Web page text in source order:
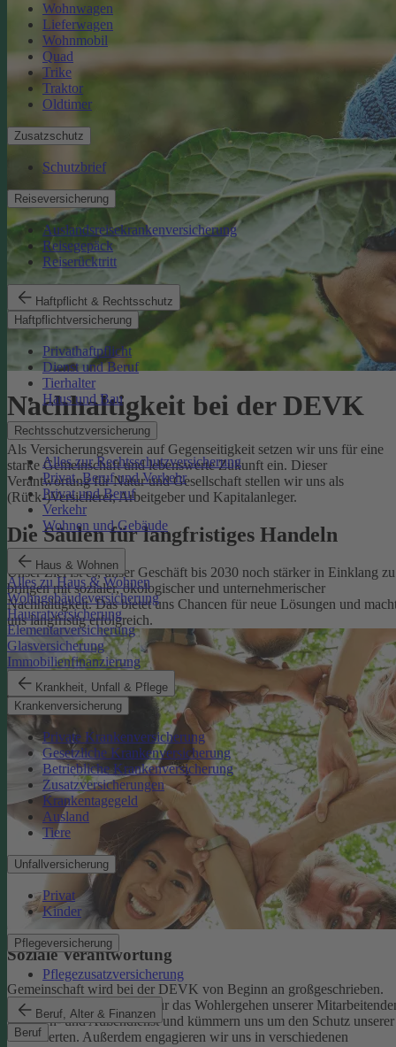
Wohnwagen
Lieferwagen
Wohnmobil
Quad
Trike
Traktor
Oldtimer
Zusatzschutz
Schutzbrief
Reiseversicherung
Auslandsreisekrankenversicherung
Reisegepäck
Reiserücktritt
Haftpflicht & Rechtsschutz
Haftpflichtversicherung
Privathaftpflicht
Dienst und Beruf
Tierhalter
Haus und Bau
Rechtsschutzversicherung
Alles zur Rechtsschutzversicherung
Privat, Beruf und Verkehr
Privat und Beruf
Verkehr
Wohnen und Gebäude
Haus & Wohnen
Alles zu Haus & Wohnen
Wohngebäudeversicherung
Hausratversicherung
Elementarversicherung
Glasversicherung
Immobilienfinanzierung
Krankheit, Unfall & Pflege
Krankenversicherung
Private Krankenversicherung
Gesetzliche Krankenversicherung
Betriebliche Krankenversicherung
Zusatzversicherungen
Krankentagegeld
Ausland
Tiere
Unfallversicherung
Privat
Kinder
Pflegeversicherung
Pflegezusatzversicherung
Beruf, Alter & Finanzen
Beruf
Nachhaltigkeit bei der DEVK
Als Versicherungsverein auf Gegenseitigkeit setzen wir uns für eine
starke Gemeinschaft und lebenswerte Zukunft ein. Dieser
Verantwortung für Natur und Gesellschaft stellen wir uns als
(Rück-)Versicherer, Arbeitgeber und Kapitalanleger.
Die Säulen für langfristiges Handeln
Unser Ziel ist es, unser Geschäft bis 2030 noch stärker in Einklang zu
bringen mit sozialer, ökologischer und unternehmerischer
Nachhaltigkeit. Das bietet uns Chancen für neue Lösungen und
uns langfristig erfolgreich.
Soziale Verantwortung
Gemeinschaft wird bei der DEVK von Beginn an großgeschrieben.
Deshalb tragen wir Sorge für das Wohlergehen unserer
im Innen- und Außendienst und kümmern uns um den Schutz unserer
Versicherten. Außerdem engagieren wir uns in verschiedenen